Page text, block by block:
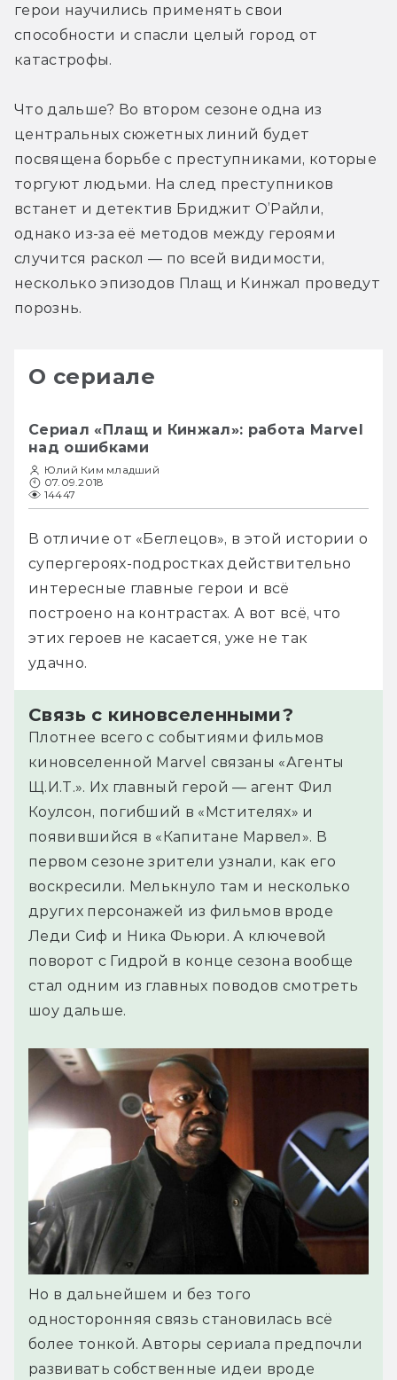
герои научились применять свои
способности и спасли целый город от
катастрофы.
Что дальше? Во втором сезоне одна из
центральных сюжетных линий будет
посвящена борьбе с преступниками, которые
торгуют людьми. На след преступников
встанет и детектив Бриджит О’Райли,
однако из-за её методов между героями
случится раскол — по всей видимости,
несколько эпизодов Плащ и Кинжал проведут
порознь.
О сериале
Сериал «Плащ и Кинжал»: работа Marvel
над ошибками
Юлий Ким младший
07.09.2018
14447
В отличие от «Беглецов», в этой истории о
супергероях-подростках действительно
интересные главные герои и всё
построено на контрастах. А вот всё, что
этих героев не касается, уже не так
удачно.
Связь с киновселенными?
Плотнее всего с событиями фильмов
киновселенной Marvel связаны «Агенты
Щ.И.Т.». Их главный герой — агент Фил
Коулсон, погибший в «Мстителях» и
появившийся в «Капитане Марвел». В
первом сезоне зрители узнали, как его
воскресили. Мелькнуло там и несколько
других персонажей из фильмов вроде
Леди Сиф и Ника Фьюри. А ключевой
поворот с Гидрой в конце сезона вообще
стал одним из главных поводов смотреть
шоу дальше.
Но в дальнейшем и без того
односторонняя связь становилась всё
более тонкой. Авторы сериала предпочли
развивать собственные идеи вроде